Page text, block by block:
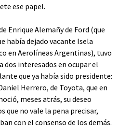
ese papel.
Enrique Alemañy de Ford (que
había dejado vacante Isela
en Aerolíneas Argentinas), tuvo
interesados en ocupar el
que ya había sido presidente:
Herrero, de Toyota, que en
meses atrás, su deseo
no vale la pena precisar,
con el consenso de los demás.